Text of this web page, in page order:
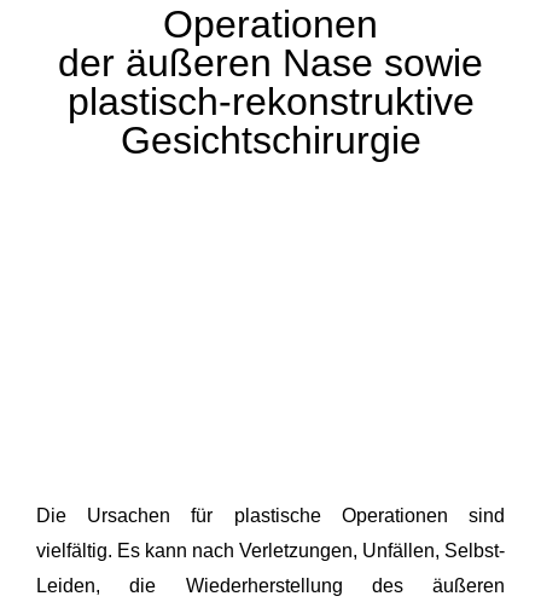
Operationen
der äußeren Nase sowie
plastisch-rekonstruktive
Gesichtschirurgie
Die Ursachen für plastische Operationen sind
vielfältig. Es kann nach Verletzungen, Unfällen, Selbst-
Leiden, die Wiederherstellung des äußeren